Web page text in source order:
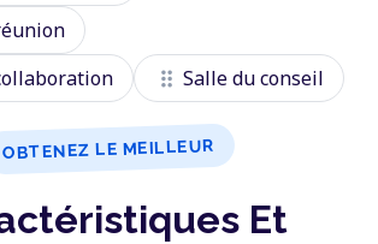
drag_indicator Salle du conseil
OBTENEZ LE MEILLEUR
Et